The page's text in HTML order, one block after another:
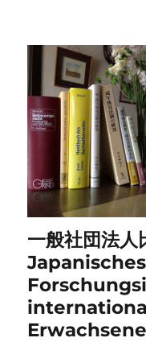
一般社団法人
Japanisches